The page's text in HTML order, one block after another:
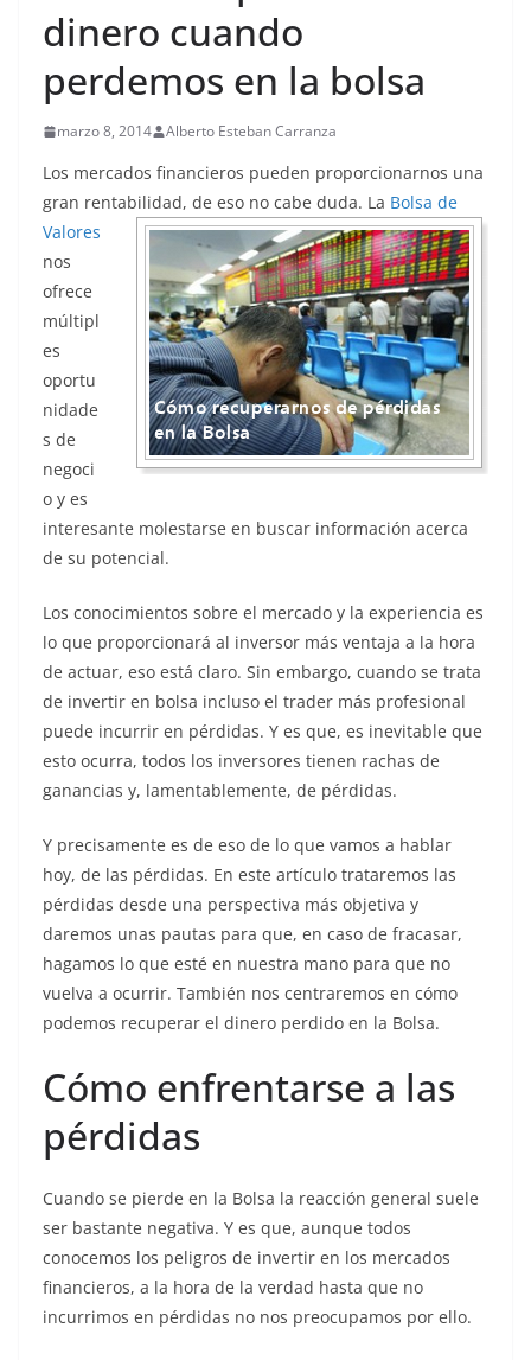
dinero cuando
perdemos en la bolsa
marzo 8, 2014 Alberto Esteban Carranza
Los mercados financieros pueden proporcionarnos una
gran rentabilidad, de eso no cabe duda. La Bolsa de
Valores
nos
ofrece
múltipl
es
oportu
nidade
s de
negoci
o y es
interesante molestarse en buscar información acerca
de su potencial.
Los conocimientos sobre el mercado y la experiencia es
lo que proporcionará al inversor más ventaja a la hora
de actuar, eso está claro. Sin embargo, cuando se trata
de invertir en bolsa incluso el trader más profesional
puede incurrir en pérdidas. Y es que, es inevitable que
esto ocurra, todos los inversores tienen rachas de
ganancias y, lamentablemente, de pérdidas.
Y precisamente es de eso de lo que vamos a hablar
hoy, de las pérdidas. En este artículo trataremos las
pérdidas desde una perspectiva más objetiva y
daremos unas pautas para que, en caso de fracasar,
hagamos lo que esté en nuestra mano para que no
vuelva a ocurrir. También nos centraremos en cómo
podemos recuperar el dinero perdido en la Bolsa.
Cómo enfrentarse a las
pérdidas
Cuando se pierde en la Bolsa la reacción general suele
ser bastante negativa. Y es que, aunque todos
conocemos los peligros de invertir en los mercados
financieros, a la hora de la verdad hasta que no
incurrimos en pérdidas no nos preocupamos por ello.